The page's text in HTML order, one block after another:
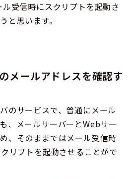
受信時にスクリプトを起動さ
と思います。
メールアドレスを確認す
のサービスで、普通にメール
、メールサーバーとWebサー
、そのままではメール受信時
リプトを起動させることがで